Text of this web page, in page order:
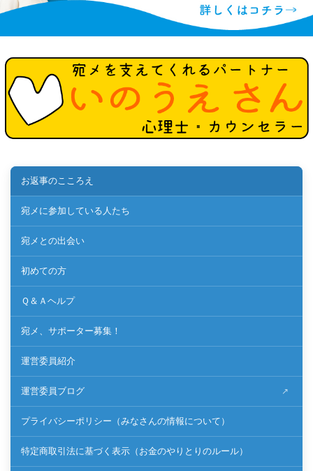
お返事のこころえ
宛メに参加している人たち
宛メとの出会い
初めての方
Ｑ＆Ａヘルプ
宛メ、サポーター募集！
運営委員紹介
運営委員ブログ
プライバシーポリシー（みなさんの情報について）
特定商取引法に基づく表示（お金のやりとりのルール）